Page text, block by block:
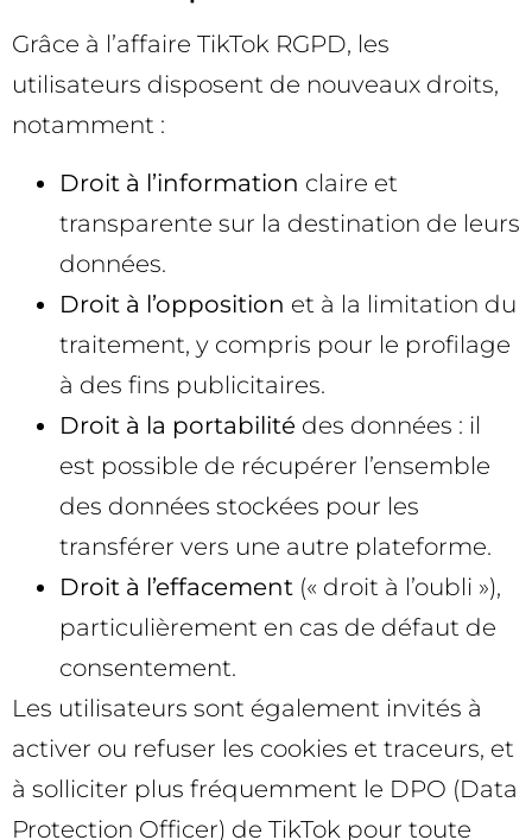
Grâce à l’affaire TikTok RGPD, les
utilisateurs disposent de nouveaux droits,
notamment :
Droit à l’information claire et
transparente sur la destination de leurs
données.
Droit à l’opposition et à la limitation du
traitement, y compris pour le profilage
à des fins publicitaires.
Droit à la portabilité des données : il
est possible de récupérer l’ensemble
des données stockées pour les
transférer vers une autre plateforme.
Droit à l’effacement (« droit à l’oubli »),
particulièrement en cas de défaut de
consentement.
Les utilisateurs sont également invités à
activer ou refuser les cookies et traceurs, et
à solliciter plus fréquemment le DPO (Data
Protection Officer) de TikTok pour toute